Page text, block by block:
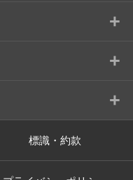
+
+
+
標識・約款